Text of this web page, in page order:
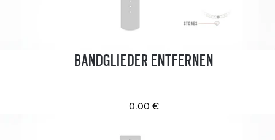
BANDGLIEDER ENTFERNEN
0.00 €